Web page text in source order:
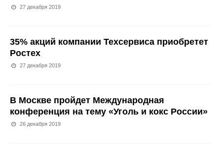
27 декабря 2019
35% акций компании Техсервиса приобретет
Ростех
27 декабря 2019
В Москве пройдет Международная
конференция на тему «Уголь и кокс России»
26 декабря 2019